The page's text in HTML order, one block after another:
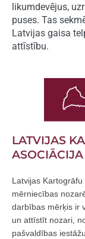
likumdevējus,
puses. Tas
Latvijas gaisa
attīstību.
LATVIJAS
Latvijas
mērniecības
darbības mērķis ir
un attīstīt nozari,
pašvaldības